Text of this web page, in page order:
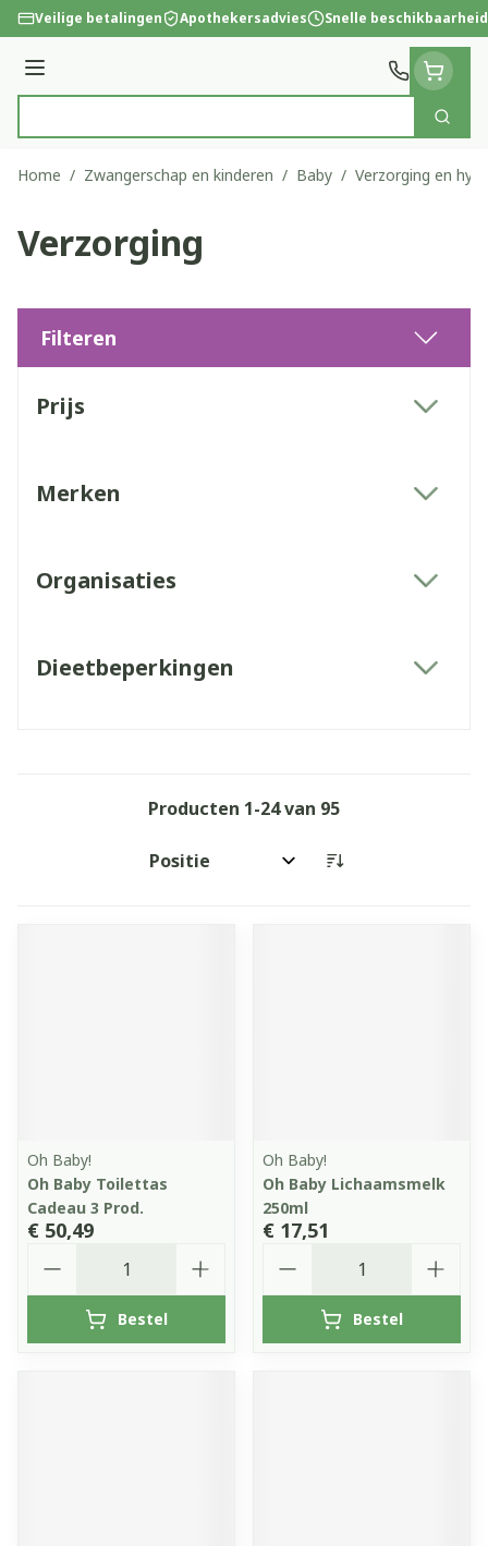
Ga naar de inhoud
Veilige betalingen Apothekersadvies Snelle beschikbaarheid
Menu
Zoek
Home / Zwangerschap en kinderen / Baby / Verzorging en
Verzorging
Filteren
Prijs
Merken
Organisaties
Dieetbeperkingen
Producten 1-24van 95
Sorteer op:
Oh Baby!
Oh Baby Toilettas
Cadeau 3 Prod.
€ 50,49
Bestel
Oh Baby!
Oh Baby Lichaamsmelk
250ml
€ 17,51
Bestel